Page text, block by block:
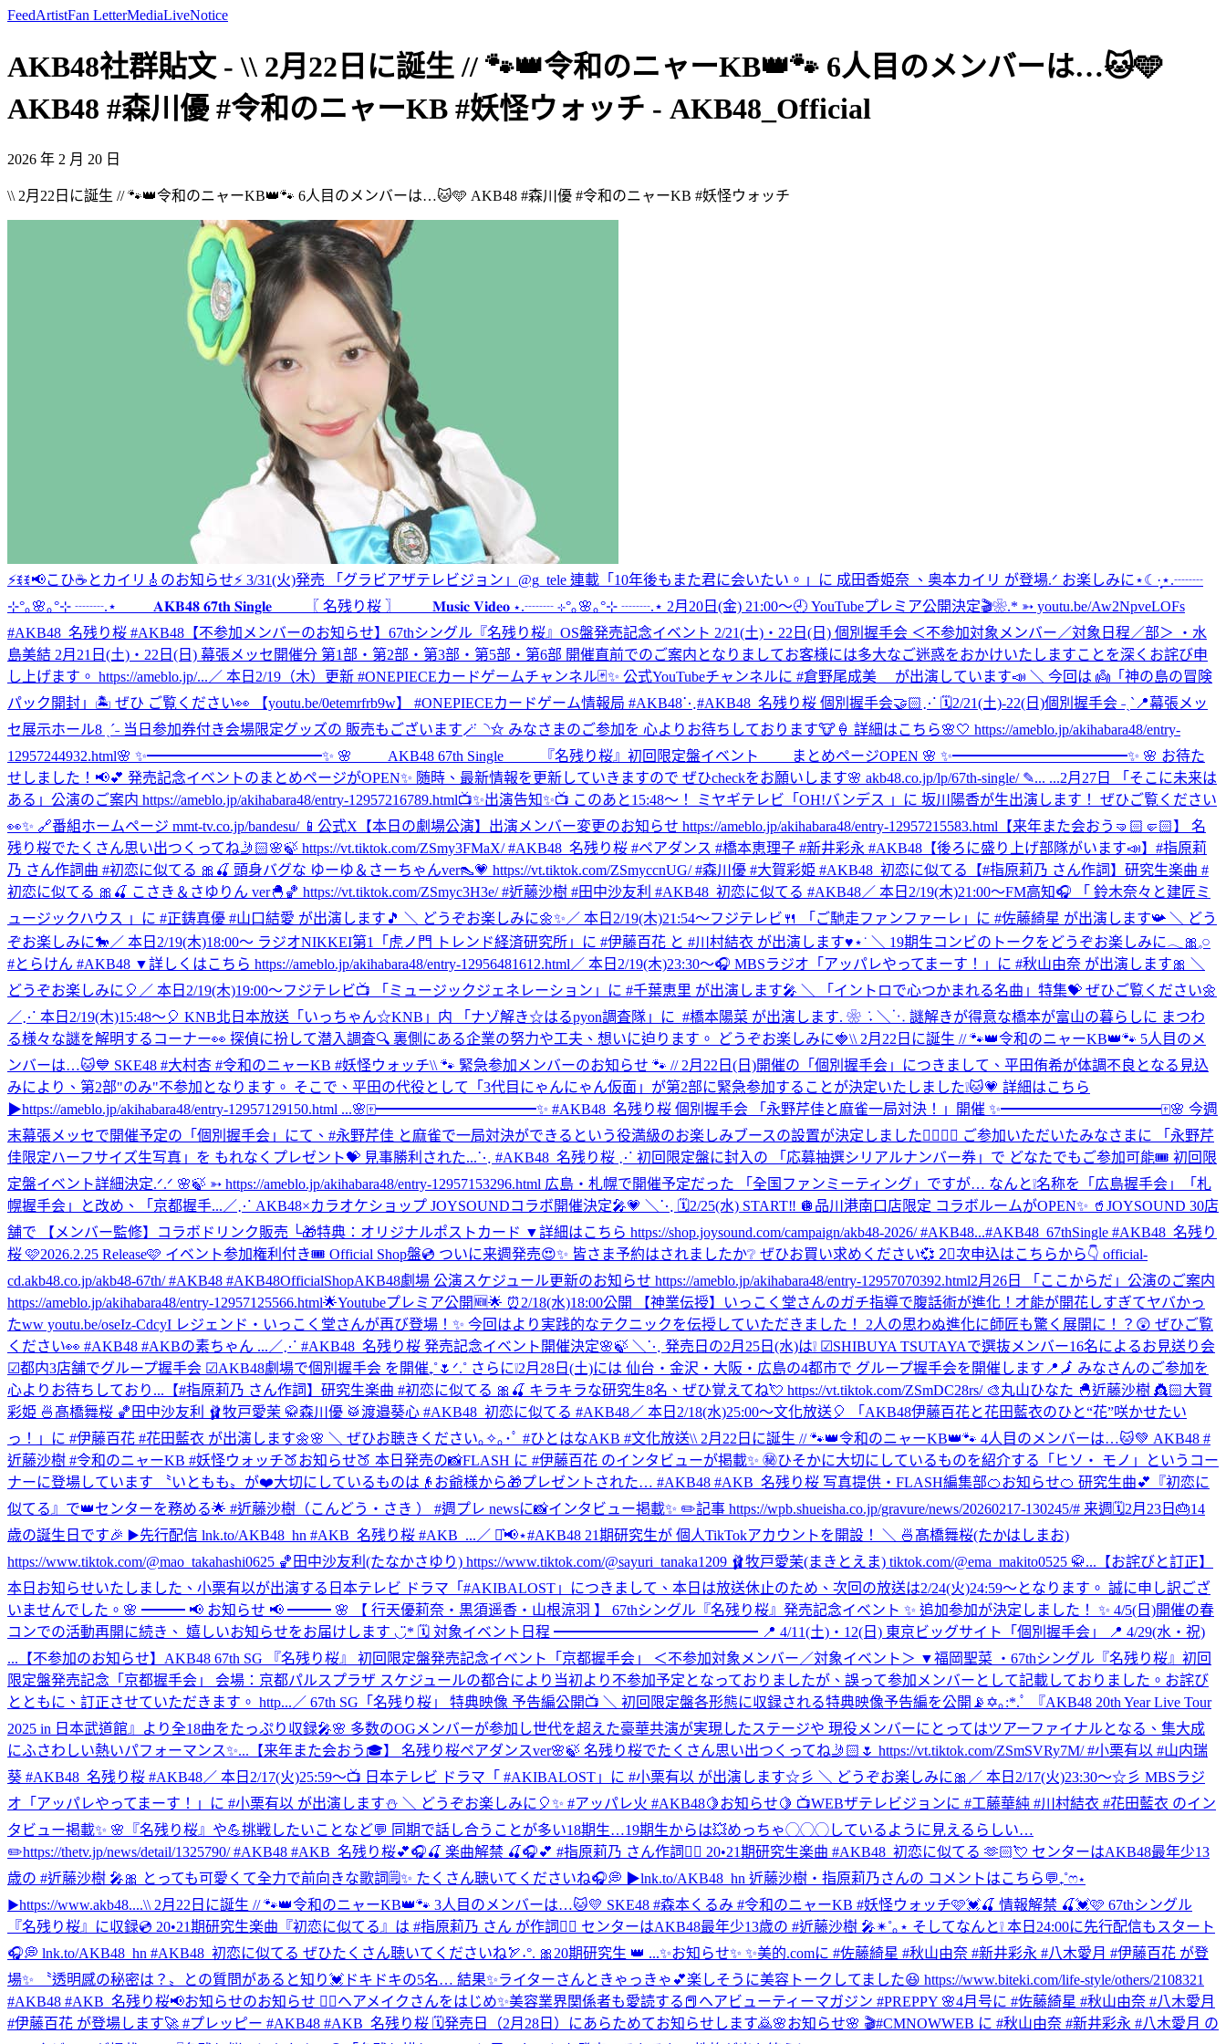
FeedArtistFan LetterMediaLiveNotice
AKB48社群貼文 - \\ 2月22日に誕生 // 🐾👑令和のニャーKB👑🐾 6人目のメンバーは…🐱🩵
AKB48 #森川優 #令和のニャーKB #妖怪ウォッチ - AKB48_Official
2026 年 2 月 20 日
\\ 2月22日に誕生 // 🐾👑令和のニャーKB👑🐾 6人目のメンバーは…🐱🩵 AKB48 #森川優 #令和のニャーKB #妖怪ウォッチ
⚡ꉂꉂ📢こひ☕️とカイリ🎸のお知らせ⚡ 3/31(火)発売 「グラビアザテレビジョン」@g_tele 連載「10年後もまた君に会いたい。」に 成田香姫奈 、奥本カイリ が登場.ᐟ お楽しみに⋆☾·̩͙⋆.┈┈
⊹°｡🌸｡°⊹ ┈┈.⋆ 𝐀𝐊𝐁𝟒𝟖 𝟔𝟕𝐭𝐡 𝐒𝐢𝐧𝐠𝐥𝐞 〖 名残り桜 〗 𝐌𝐮𝐬𝐢𝐜 𝐕𝐢𝐝𝐞𝐨 ⋆.┈┈ ⊹°｡🌸｡°⊹ ┈┈.⋆ 2月20日(金) 21:00〜🕘 YouTubeプレミア公開決定🎬❀.* ➳ youtu.be/Aw2NpveLOFs
#AKB48_名残り桜 #AKB48 【不参加メンバーのお知らせ】67thシングル『名残り桜』OS盤発売記念イベント 2/21(土)・22日(日) 個別握手会 ＜不参加対象メンバー／対象日程／部＞ ・水
島美結 2月21日(土)・22日(日) 幕張メッセ開催分 第1部・第2部・第3部・第5部・第6部 開催直前でのご案内となりましてお客様には多大なご迷惑をおかけいたしますことを深くお詫び申
し上げます。 https://ameblo.jp/... ／ 本日2/19（木）更新 #ONEPIECEカードゲームチャンネル🃏✨ 公式YouTubeチャンネルに #倉野尾成美 が出演しています📣 ＼ 今回は 👼「神の島の冒険
パック開封」🏝️ ぜひ ご覧ください👀 【youtu.be/0etemrfrb9w】 #ONEPIECEカードゲーム情報局 #AKB48⋱#AKB48_名残り桜 個別握手会🤝🏻⋰ 🗓️2/21(土)-22(日)個別握手会 ˗ˏˋ📍幕張メッ
セ展示ホール8 ˎˊ˗ 当日参加券付き会場限定グッズの 販売もございます🪄◝✩ みなさまのご参加を 心よりお待ちしております🐮🍦 詳細はこちら🌸🤍 https://ameblo.jp/akihabara48/entry-
12957244932.html🌸 ✨━━━━━━━━━━━━✨ 🌸 AKB48 67th Single 『名残り桜』初回限定盤イベント まとめページOPEN 🌸 ✨━━━━━━━━━━━━✨ 🌸 お待た
せしました！📢💕 発売記念イベントのまとめページがOPEN✨ 随時、最新情報を更新していきますので ぜひcheckをお願いします🌸 akb48.co.jp/lp/67th-single/ ✎... ...2月27日 「そこに未来は
ある」公演のご案内 https://ameblo.jp/akihabara48/entry-12957216789.html📺✨出演告知✨📺 このあと15:48〜！ ミヤギテレビ「OH!バンデス 」に 坂川陽香が生出演します！ ぜひご覧ください
👀✨ 🔗番組ホームページ mmt-tv.co.jp/bandesu/ 📱公式X 【本日の劇場公演】出演メンバー変更のお知らせ https://ameblo.jp/akihabara48/entry-12957215583.html 【来年また会おう🤜🏻🤛🏻】 名
残り桜でたくさん思い出つくってね🤳🏻🌸🍃 https://vt.tiktok.com/ZSmy3FMaX/ #AKB48_名残り桜 #ペアダンス #橋本恵理子 #新井彩永 #AKB48 【後ろに盛り上げ部隊がいます📣】#指原莉
乃 さん作詞曲 #初恋に似てる 🎀🍒 頭身バグな ゆーゆ＆さーちゃんver👠💗 https://vt.tiktok.com/ZSmyccnUG/ #森川優 #大賀彩姫 #AKB48_初恋に似てる
【#指原莉乃 さん作詞】研究生楽曲 #
初恋に似てる 🎀🍒 こさき＆さゆりん ver🐣🏀 https://vt.tiktok.com/ZSmyc3H3e/ #近藤沙樹 #田中沙友利 #AKB48_初恋に似てる #AKB48／ 本日2/19(木)21:00～FM高知🎧 「 鈴⽊奈々と建匠ミ
ュージックハウス 」に #正鋳真優 #山口結愛 が出演します🎵 ＼ どうぞお楽しみに🌼✨ ／ 本日2/19(木)21:54～フジテレビ🍴 「ご馳走ファンファーレ」に #佐藤綺星 が出演します📯 ＼ どう
ぞお楽しみに🐎 ／ 本日2/19(木)18:00～ ラジオNIKKEI第1「虎ノ門 トレンド経済研究所」に #伊藤百花 と #川村結衣 が出演します♥⋆˙ ＼ 19期生コンビのトークをどうぞお楽しみに𓂃🎀𓈒𓏸
#とらけん #AKB48 ▼詳しくはこちら https://ameblo.jp/akihabara48/entry-12956481612.html ／ 本日2/19(木)23:30～🎧 MBSラジオ「アッパレやってまーす！」に #秋山由奈 が出演します🎀 ＼
どうぞお楽しみに🎈 ／ 本日2/19(木)19:00～フジテレビ📺 「ミュージックジェネレーション」に #千葉恵里 が出演します🎤 ＼ 「イントロで心つかまれる名曲」特集💝 ぜひご覧ください🌼
／⋰ ‎本日2/19(木)15:48～🎈 ‎KNB北日本放送「いっちゃん☆KNB」内 ‎「ナゾ解き☆はるpyon調査隊」に ‎ ⁦‪#橋本陽菜‬⁩ が出演します. ❀ ݁ ˖ ‎＼⋱ ‎謎解きが得意な橋本が富山の暮らしに ‎まつわ
る様々な謎を解明するコーナー👀 ‎探偵に扮して潜入調査🔍 ‎裏側にある企業の努力や工夫、想いに迫ります。 ‎どうぞお楽しみに🍓\\ 2月22日に誕生 // 🐾👑令和のニャーKB👑🐾 5人目のメ
ンバーは…🐱💙 SKE48 #大村杏 #令和のニャーKB #妖怪ウォッチ\\ 🐾 緊急参加メンバーのお知らせ 🐾 // 2月22日(日)開催の「個別握手会」につきまして、平田侑希が体調不良となる見込
みにより、第2部"のみ"不参加となります。 そこで、平田の代役として「3代目にゃんにゃん仮面」が第2部に緊急参加することが決定いたしました❕🐱💗 詳細はこちら
▶https://ameblo.jp/akihabara48/entry-12957129150.html ...🌸🀄️━━━━━━━━━━━✨ #AKB48_名残り桜 個別握手会 「永野芹佳と麻雀一局対決！」開催 ✨━━━━━━━━━━━🀄️🌸 今週
末幕張メッセで開催予定の「個別握手会」にて、#永野芹佳 と麻雀で一局対決ができるという役満級のお楽しみブースの設置が決定しました✊🏻🎯💖 ご参加いただいたみなさまに 「永野芹
佳限定ハーフサイズ生写真」を もれなくプレゼント💝 見事勝利された...⋱ #AKB48_名残り桜 ⋰ 初回限定盤に封入の 「応募抽選シリアルナンバー券」で どなたでもご参加可能🎟️ 初回限
定盤イベント詳細決定.ᐟ.ᐟ 🌸🍃 ➳ https://ameblo.jp/akihabara48/entry-12957153296.html 広島・札幌で開催予定だった 「全国ファンミーティング」ですが… なんと❕名称を「広島握手会」「札
幌握手会」と改め、「京都握手... ／⋰ AKB48×カラオケショップ JOYSOUNDコラボ開催決定🎤💗 ＼⋱ 🗓️2/25(水) START‼️ 🪩品川港南口店限定 コラボルームがOPEN✨ 🥤JOYSOUND 30店
舗で 【メンバー監修】コラボドリンク販売 └🎁特典：オリジナルポストカード ▼詳細はこちら https://shop.joysound.com/campaign/akb48-2026/ #AKB48...#AKB48_67thSingle #AKB48_名残り
桜 🩷2026.2.25 Release🩷 イベント参加権利付き🎟️ Official Shop盤💿 ついに来週発売😍✨ 皆さま予約はされましたか❔ ぜひお買い求めください💞 2⃣次申込はこちらから👇 official-
cd.akb48.co.jp/akb48-67th/ #AKB48 #AKB48OfficialShopAKB48劇場 公演スケジュール更新のお知らせ https://ameblo.jp/akihabara48/entry-12957070392.html2月26日 「ここからだ」公演のご案内
https://ameblo.jp/akihabara48/entry-12957125566.html🌟Youtubeプレミア公開🆕🌟 ⏰2/18(水)18:00公開 【神業伝授】いっこく堂さんのガチ指導で腹話術が進化！才能が開花しすぎてヤバかっ
たww youtu.be/oseIz-CdcyI レジェンド・いっこく堂さんが再び登場！✨ 今回はより実践的なテクニックを伝授していただきました！ 2人の思わぬ進化に師匠も驚く展開に！？😲 ぜひご覧
ください👀 #AKB48 #AKBの素ちゃん ... ／⋰ #AKB48_名残り桜 発売記念イベント開催決定🌸🍃 ＼⋱ 発売日の2月25日(水)は❕ ☑︎SHIBUYA TSUTAYAで選抜メンバー16名によるお見送り会
☑︎都内3店舗でグループ握手会 ☑︎AKB48劇場で個別握手会 を開催₊˚🌷ᐟ.˚ さらに❕2月28日(土)には 仙台・金沢・大阪・広島の4都市で グループ握手会を開催します📍🗾 みなさんのご参加を
心よりお待ちしており... 【#指原莉乃 さん作詞】研究生楽曲 #初恋に似てる 🎀🍒 キラキラな研究生8名、ぜひ覚えてね💘 https://vt.tiktok.com/ZSmDC28rs/ 🎨丸山ひなた 🐣近藤沙樹 👸🏻大賀
彩姫 🍜髙橋舞桜 🏀田中沙友利 🩰牧戸愛茉 🥋森川優 🥁渡邉葵心 #AKB48_初恋に似てる #AKB48／ 本日2/18(水)25:00～文化放送🎈 「AKB48伊藤百花と花田藍衣のひと“花”咲かせたい
っ！」に #伊藤百花 #花田藍衣 が出演します🌼🌸 ＼ ぜひお聴きください｡✧｡･ﾟ #ひとはなAKB #文化放送\\ 2月22日に誕生 // 🐾👑令和のニャーKB👑🐾 4人目のメンバーは…🐱💚 AKB48 #
近藤沙樹 #令和のニャーKB #妖怪ウォッチ🍑お知らせ🍑 本日発売の📸FLASH に #伊藤百花 のインタビューが掲載✨ ㊙️ひそかに大切にしているものを紹介する「ヒソ・ モノ」というコー
ナーに登場しています 〝いともも〟が❤️大切にしているものは👴お爺様から🎁プレゼントされた… #AKB48 #AKB_名残り桜 写真提供・FLASH編集部🍊お知らせ🍊 研究生曲💕『初恋に
似てる』で👑センターを務める🌟 #近藤沙樹（こんどう・さき ） #週プレ newsに📸インタビュー掲載✨ ✏️記事 https://wpb.shueisha.co.jp/gravure/news/20260217-130245/# 来週🗓2月23日🎂14
歳の誕生日です🎉 ▶️先行配信 lnk.to/AKB48_hn #AKB_名残り桜 #AKB_... ／ ⋆͛📢⋆#AKB48 21期研究生が 個人TikTokアカウントを開設！ ＼ 🍜髙橋舞桜(たかはしまお)
https://www.tiktok.com/@mao_takahashi0625 🏀田中沙友利(たなかさゆり) https://www.tiktok.com/@sayuri_tanaka1209 🩰牧戸愛茉(まきとえま) tiktok.com/@ema_makito0525 🥋... 【お詫びと訂正】
本日お知らせいたしました、小栗有以が出演する日本テレビ ドラマ「#AKIBALOST」につきまして、本日は放送休止のため、次回の放送は2/24(火)24:59〜となります。 誠に申し訳ござ
いませんでした。 🌸 ━━━ 📢 お知らせ 📢 ━━━ 🌸 【 行天優莉奈・黒須遥香・山根涼羽 】 67thシングル『名残り桜』発売記念イベント ✨ 追加参加が決定しました！ ✨ 4/5(日)開催の春
コンでの活動再開に続き、 嬉しいお知らせをお届けします ◡̈* 🗓 対象イベント日程 ━━━━━━━━━━━━━━ 📍 4/11(土)・12(日) 東京ビッグサイト「個別握手会」 📍 4/29(水・祝)
... 【不参加のお知らせ】AKB48 67th SG 『名残り桜』 初回限定盤発売記念イベント「京都握手会」 ＜不参加対象メンバー／対象イベント＞ ▼福岡聖菜 ・67thシングル『名残り桜』初回
限定盤発売記念「京都握手会」 会場：京都パルスプラザ スケジュールの都合により当初より不参加予定となっておりましたが、誤って参加メンバーとして記載しておりました。お詫び
とともに、訂正させていただきます。 http... ／ 67th SG「名残り桜」 特典映像 予告編公開📺 ＼ 初回限定盤各形態に収録される特典映像予告編を公開📡✡｡:*.ﾟ 『AKB48 20th Year Live Tour
2025 in 日本武道館』より全18曲をたっぷり収録🎤🌸 多数のOGメンバーが参加し世代を超えた豪華共演が実現したステージや 現役メンバーにとってはツアーファイナルとなる、集大成
にふさわしい熱いパフォーマンス✨... 【来年また会おう🎓】 名残り桜ペアダンスver🌸🍃 名残り桜でたくさん思い出つくってね🤳🏻🌷 https://vt.tiktok.com/ZSmSVRy7M/ #小栗有以 #山内瑞
葵 #AKB48_名残り桜 #AKB48／ 本日2/17(火)25:59～📺 日本テレビ ドラマ「 #AKIBALOST」に #小栗有以 が出演します☆彡 ＼ どうぞお楽しみに🎀 ／ 本日2/17(火)23:30～☆彡 MBSラジ
オ「アッパレやってまーす！」に #小栗有以 が出演します⛄ ＼ どうぞお楽しみに🎈✨ #アッパレ火 #AKB48🍋お知らせ🍋 📺WEBザテレビジョンに #工藤華純 #川村結衣 #花田藍衣 のイン
タビュー掲載✨ 🌸『名残り桜』や💪挑戦したいことなど💬 同期で話し合うことが多い18期生…19期生からは💥めっちゃ◯◯◯しているように見えるらしい…
✏️https://thetv.jp/news/detail/1325790/ #AKB48 #AKB_名残り桜💕🎧🍒 楽曲解禁 🍒🎧💕 #指原莉乃 さん作詞✍🏻 20•21期研究生楽曲 #AKB48_初恋に似てる 🫶🏻💘 センターはAKB48最年少13
歳の #近藤沙樹 🎤🎀 とっても可愛くて全力で前向きな歌詞🗒️✨ たくさん聴いてくださいね🎧💭 ▶︎lnk.to/AKB48_hn 近藤沙樹・指原莉乃さんの コメントはこちら💬₊˚ෆ⋆
▶︎https://www.akb48....\\ 2月22日に誕生 // 🐾👑令和のニャーKB👑🐾 3人目のメンバーは…🐱💛 SKE48 #森本くるみ #令和のニャーKB #妖怪ウォッチ🩷💓🍒 情報解禁 🍒💓🩷 67thシングル
『名残り桜』に収録💿 20•21期研究生楽曲『初恋に似てる』は #指原莉乃 さん が作詞✍🏻 センターはAKB48最年少13歳の #近藤沙樹 🎤✴︎˚｡⋆ そしてなんと❕ 本日24:00に先行配信もスタート
🎧💭 lnk.to/AKB48_hn #AKB48_初恋に似てる ぜひたくさん聴いてくださいね🏹˖°. 🎀20期研究生 👑 ...✨お知らせ✨ ✨美的.comに #佐藤綺星 #秋山由奈 #新井彩永 #八木愛月 #伊藤百花 が登
場✨ 〝透明感の秘密は？〟との質問があると知り💓ドキドキの5名… 結果✨ライターさんときゃっきゃ💕楽しそうに美容トークしてました😆 https://www.biteki.com/life-style/others/2108321
#AKB48 #AKB_名残り桜📢お知らせのお知らせ 💆‍♀️ヘアメイクさんをはじめ✨美容業界関係者も愛読する📕ヘアビューティーマガジン #PREPPY 🌸4月号に #佐藤綺星 #秋山由奈 #八木愛月
#伊藤百花 が登場します🚀 #プレッピー #AKB48 #AKB_名残り桜 🗓発売日（2月28日）にあらためてお知らせします🙇🌸お知らせ🌸 🎬#CMNOWWEB に #秋山由奈 #新井彩永 #八木愛月 の